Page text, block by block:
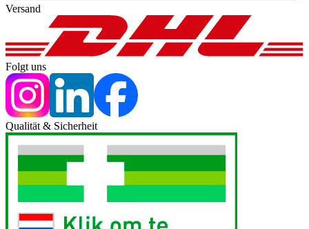
Versand
Folgt uns
Qualität & Sicherheit